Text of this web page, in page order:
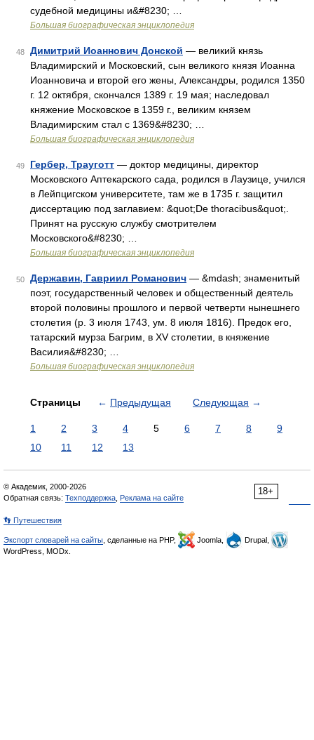
судебной медицины и&#8230; …
Большая биографическая энциклопедия
48 Димитрий Иоаннович Донской — великий князь
Владимирский и Московский, сын великого князя Иоанна
Иоанновича и второй его жены, Александры, родился 1350
г. 12 октября, скончался 1389 г. 19 мая; наследовал
княжение Московское в 1359 г., великим князем
Владимирским стал с 1369&#8230; …
Большая биографическая энциклопедия
49 Гербер, Трауготт — доктор медицины, директор
Московского Аптекарского сада, родился в Лаузице, учился
в Лейпцигском университете, там же в 1735 г. защитил
диссертацию под заглавием: &quot;De thoracibus&quot;.
Принят на русскую службу смотрителем
Московского&#8230; …
Большая биографическая энциклопедия
50 Державин, Гавриил Романович — &mdash; знаменитый
поэт, государственный человек и общественный деятель
второй половины прошлого и первой четверти нынешнего
столетия (р. 3 июля 1743, ум. 8 июля 1816). Предок его,
татарский мурза Багрим, в ХV столетии, в княжение
Василия&#8230; …
Большая биографическая энциклопедия
Страницы ← Предыдущая Следующая →
1 2 3 4 5 6 7 8
9
10
11 12 13
18+
© Академик, 2000-2026
Обратная связь: Техподдержка Реклама на сайте
👣 Путешествия
Экспорт словарей на сайты , сделанные на PHP, Joomla,
Drupal,
WordPress, MODx.